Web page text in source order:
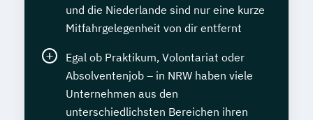
und die Niederlande sind nur eine kurze
Mitfahrgelegenheit von dir entfernt
Egal ob Praktikum, Volontariat oder
Absolventenjob – in NRW haben viele
Unternehmen aus den
unterschiedlichsten Bereichen ihren